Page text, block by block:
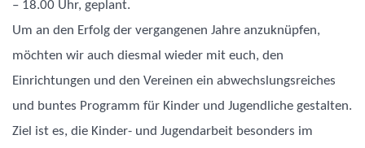
– 18.00 Uhr, geplant.
Um an den Erfolg der vergangenen Jahre anzuknüpfen,
möchten wir auch diesmal wieder mit euch, den
Einrichtungen und den Vereinen ein abwechslungsreiches
und buntes Programm für Kinder und Jugendliche gestalten.
Ziel ist es, die Kinder- und Jugendarbeit besonders im